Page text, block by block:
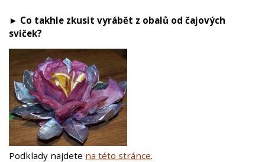
► Co takhle zkusit vyrábět z obalů od čajových
svíček?
Podklady najdete na této stránce.